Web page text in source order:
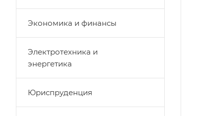
Экономика и финансы
Электротехника и
энергетика
Юриспруденция